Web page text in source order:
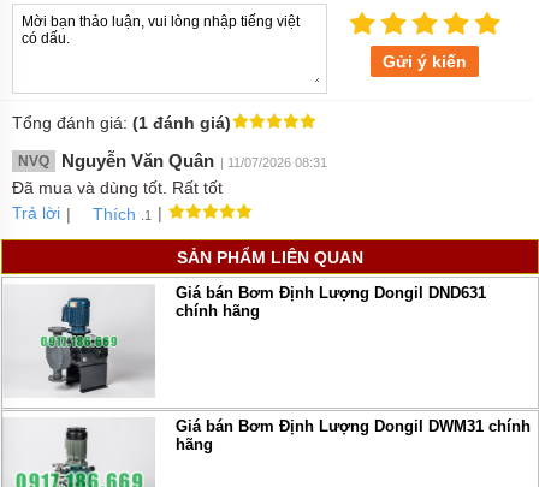
Gửi ý kiến
Tổng đánh giá: (1 đánh giá)
NVQ Nguyễn Văn Quân | 11/07/2026 08:31
Đã mua và dùng tốt. Rất tốt
Trả lời | Thích .1 |
SẢN PHẨM LIÊN QUAN
Giá bán Bơm Định Lượng Dongil DND631
chính hãng
Giá bán Bơm Định Lượng Dongil DWM31 chính
hãng